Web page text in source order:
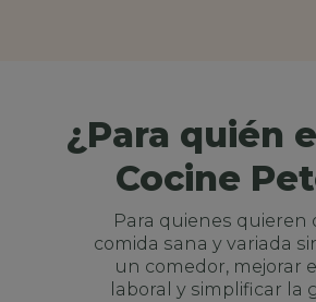
¿Para quién
Cocine
Para quienes quieren
comida sana y variada
un comedor, mejorar
laboral y simplificar la